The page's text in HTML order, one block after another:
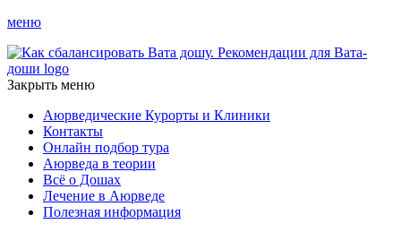
меню
Закрыть меню
Аюрведические Курорты и Клиники
Контакты
Онлайн подбор тура
Аюрведа в теории
Всё о Дошах
Лечение в Аюрведе
Полезная информация